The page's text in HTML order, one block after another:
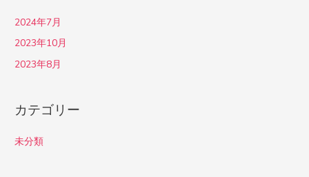
2024年7月
2023年10月
2023年8月
カテゴリー
未分類